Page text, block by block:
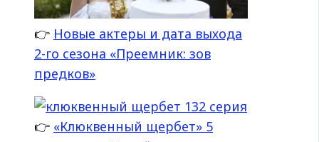
👉 Новые актеры и дата выхода
2-го сезона «Преемник: зов
предков»
👉 «Клюквенный щербет» 5